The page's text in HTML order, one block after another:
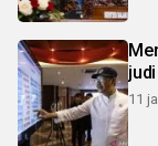
11